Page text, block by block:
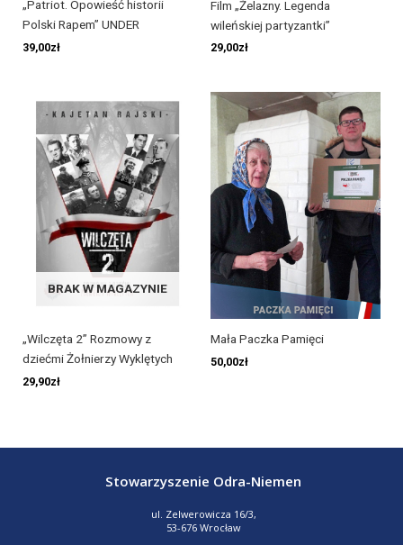
„Patriot. Opowieść historii
Polski Rapem” UNDER
39,00zł
Film „Żelazny. Legenda
wileńskiej partyzantki”
29,00zł
BRAK W MAGAZYNIE
„Wilczęta 2” Rozmowy z
dziećmi Żołnierzy Wyklętych
29,90zł
Mała Paczka Pamięci
50,00zł
Stowarzyszenie Odra-Niemen
ul. Zelwerowicza 16/3,
53-676 Wrocław